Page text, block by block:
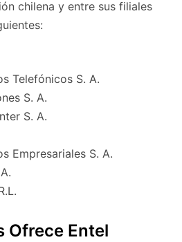
chilena y entre sus filiales
Telefónicos S. A.
S. A.
S. A.
Empresariales S. A.
Ofrece Entel